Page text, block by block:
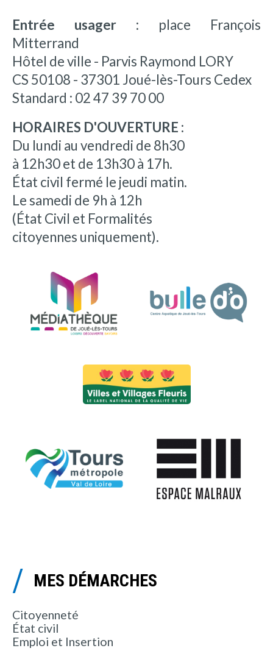
Entrée usager : place François
Mitterrand
Hôtel de ville - Parvis Raymond LORY
CS 50108 - 37301 Joué-lès-Tours Cedex
Standard : 02 47 39 70 00
HORAIRES D'OUVERTURE :
Du lundi au vendredi de 8h30
à 12h30 et de 13h30 à 17h.
État civil fermé le jeudi matin.
Le samedi de 9h à 12h
(État Civil et Formalités
citoyennes uniquement).
MES DÉMARCHES
Citoyenneté
État civil
Emploi et Insertion